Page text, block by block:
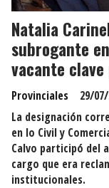
Natalia
subrogante
vacante
Provinciales
29/
La designación
en lo Civil y
Calvo participó del
cargo que era
institucionales.